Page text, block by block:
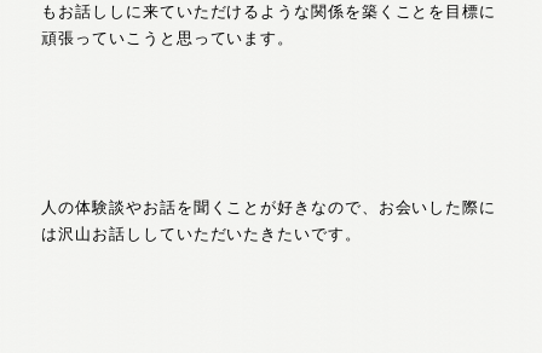
もお話ししに来ていただけるような関係を築くことを目標に
頑張っていこうと思っています。
人の体験談やお話を聞くことが好きなので、お会いした際に
は沢山お話ししていただいたきたいです。